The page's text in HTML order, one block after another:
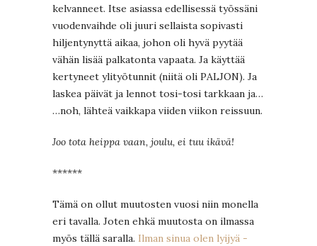
kelvanneet. Itse asiassa edellisessä työssäni
vuodenvaihde oli juuri sellaista sopivasti
hiljentynyttä aikaa, johon oli hyvä pyytää
vähän lisää palkatonta vapaata. Ja käyttää
kertyneet ylityötunnit (niitä oli PALJON). Ja
laskea päivät ja lennot tosi-tosi tarkkaan ja…
…noh, lähteä vaikkapa viiden viikon reissuun.
Joo tota heippa vaan, joulu, ei tuu ikävä!
******
Tämä on ollut muutosten vuosi niin monella
eri tavalla. Joten ehkä muutosta on ilmassa
myös tällä saralla. Ilman sinua olen lyijyä -